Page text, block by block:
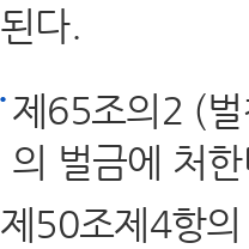
된다.
제65조의2 (
의 벌금에 처
제50조제4항